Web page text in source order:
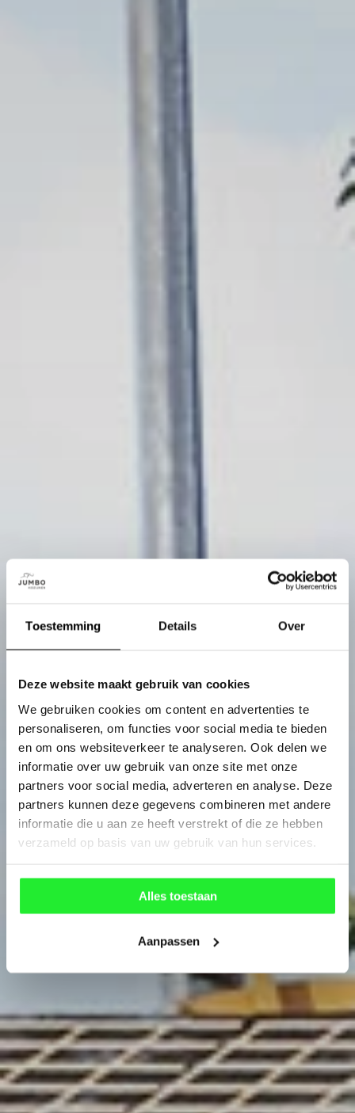
Toestemming Details Over
Deze website maakt gebruik van cookies
We gebruiken cookies om content en advertenties te
personaliseren, om functies voor social media te bieden
en om ons websiteverkeer te analyseren. Ook delen we
informatie over uw gebruik van onze site met onze
partners voor social media, adverteren en analyse. Deze
partners kunnen deze gegevens combineren met andere
informatie die u aan ze heeft verstrekt of die ze hebben
verzameld op basis van uw gebruik van hun services.
Alles toestaan
Aanpassen